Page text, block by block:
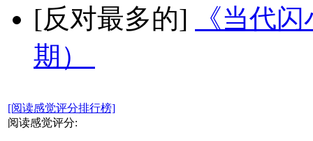
[反对最多的]
《当代
期）
[阅读感觉评分排行榜]
阅读感觉评分: